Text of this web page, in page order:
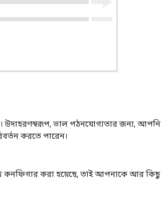
উদাহরণস্বরূপ, ভাল পঠনযোগ্যতার জন্য, আপনি
করতে পারেন।
কনফিগার করা হয়েছে, তাই আপনাকে আর কিছু